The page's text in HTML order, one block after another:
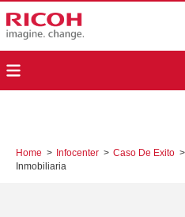
Home > Infocenter > Caso De Exito >
Inmobiliaria